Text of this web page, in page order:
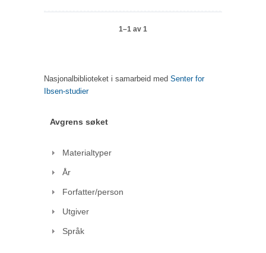
1–1 av 1
Nasjonalbiblioteket i samarbeid med Senter for
Ibsen-studier
Avgrens søket
Materialtyper
År
Forfatter/person
Utgiver
Språk